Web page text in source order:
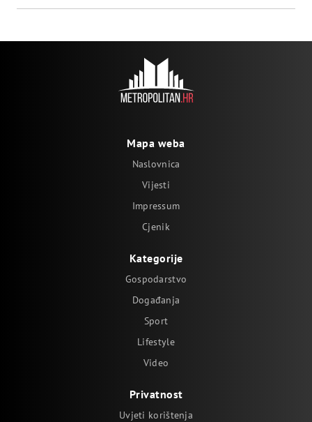
Mapa weba
Naslovnica
Vijesti
Impressum
Cjenik
Kategorije
Gospodarstvo
Događanja
Sport
Lifestyle
Video
Privatnost
Uvjeti korištenja